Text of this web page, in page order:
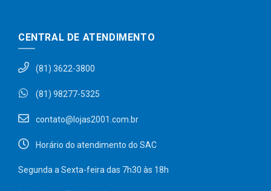
CENTRAL DE ATENDIMENTO
(81) 3622-3800
(81) 98277-5325
contato@lojas2001.com.br
Horário do atendimento do SAC
Segunda a Sexta-feira das 7h30 às 18h